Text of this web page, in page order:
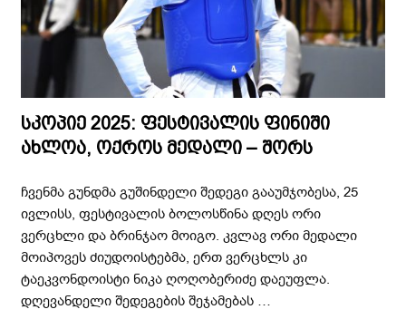
სკოპიე 2025: ფესტივალის ფინიში
ახლოა, ოქროს მედალი – შორს
ჩვენმა გუნდმა გუშინდელი შედეგი გააუმჯობესა, 25
ივლისს, ფესტივალის ბოლოსწინა დღეს ორი
ვერცხლი და ბრინჯაო მოიგო. კვლავ ორი მედალი
მოიპოვეს ძიუდოისტებმა, ერთ ვერცხლს კი
ტაეკვონდოისტი ნიკა ღოღობერიძე დაეუფლა.
დღევანდელი შედეგების შეჯამებას …